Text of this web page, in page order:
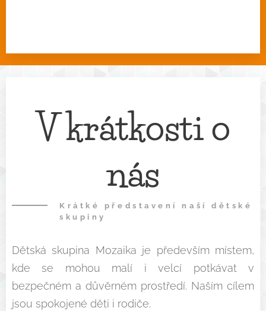
V krátkosti o
nás
Krátké představení naší dětské
skupiny
Dětská skupina Mozaika je především místem,
kde se mohou malí i velcí potkávat v
bezpečném a důvěrném prostředí. Naším cílem
jsou spokojené děti i rodiče.